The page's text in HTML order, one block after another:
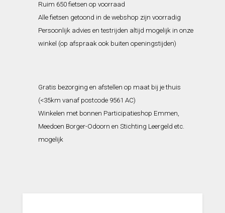
Ruim 650 fietsen op voorraad
Alle fietsen getoond in de webshop zijn voorradig
Persoonlijk advies en testrijden altijd mogelijk in onze
winkel (op afspraak ook buiten openingstijden)
Gratis bezorging en afstellen op maat bij je thuis
(<35km vanaf postcode 9561 AC)
Winkelen met bonnen Participatieshop Emmen,
Meedoen Borger-Odoorn en Stichting Leergeld etc.
mogelijk